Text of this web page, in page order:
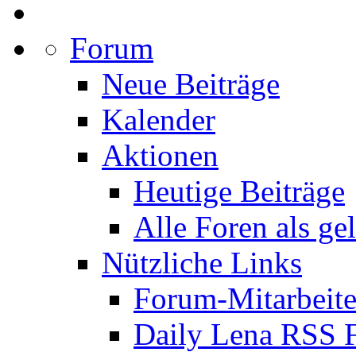
Forum
Neue Beiträge
Kalender
Aktionen
Heutige Beiträge
Alle Foren als
Nützliche Links
Forum-
Daily Lena RSS